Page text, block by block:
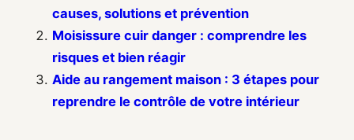
causes, solutions et prévention
Moisissure cuir danger : comprendre les
risques et bien réagir
Aide au rangement maison : 3 étapes pour
reprendre le contrôle de votre intérieur